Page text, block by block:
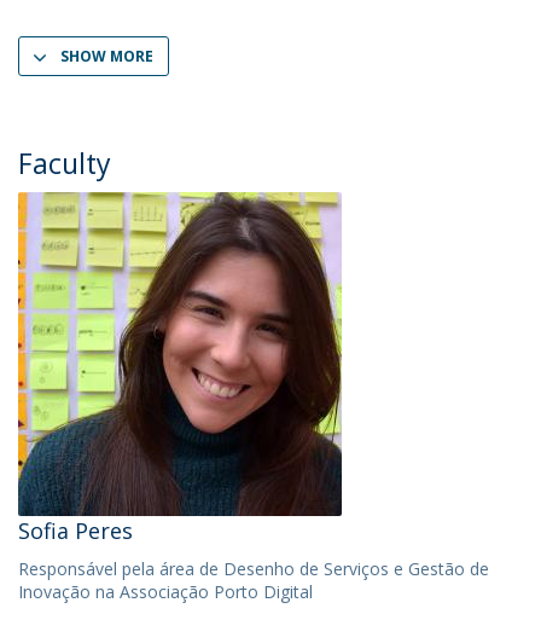
SHOW MORE
Faculty
Sofia Peres
Responsável pela área de Desenho de Serviços e Gestão de
Inovação na Associação Porto Digital